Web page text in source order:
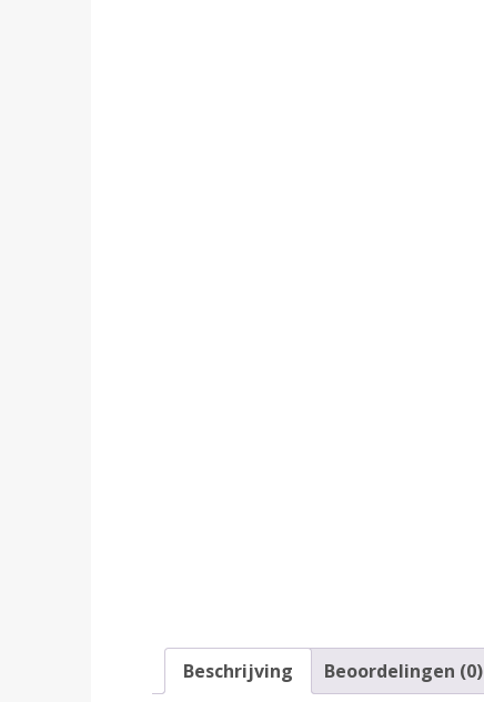
Beschrijving Beoordelingen (0)